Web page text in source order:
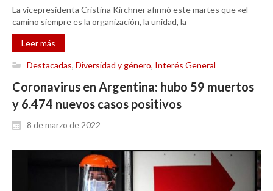
La vicepresidenta Cristina Kirchner afirmó este martes que «el
camino siempre es la organización, la unidad, la
Leer más
Destacadas, Diversidad y género, Interés General
Coronavirus en Argentina: hubo 59 muertos
y 6.474 nuevos casos positivos
8 de marzo de 2022